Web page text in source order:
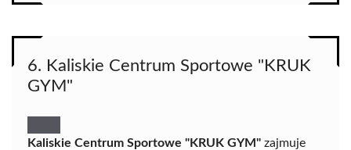
6. Kaliskie Centrum Sportowe "KRUK
GYM"
Kaliskie Centrum Sportowe "KRUK GYM" zajmuje